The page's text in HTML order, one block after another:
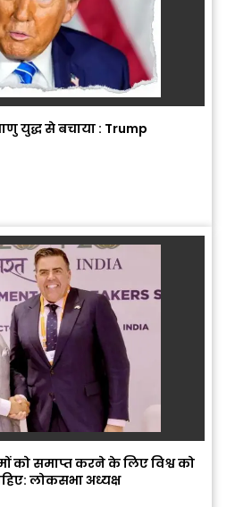
युद्ध से बचाया : Trump
समाप्त करने के लिए विश्व को
लोकसभा अध्यक्ष